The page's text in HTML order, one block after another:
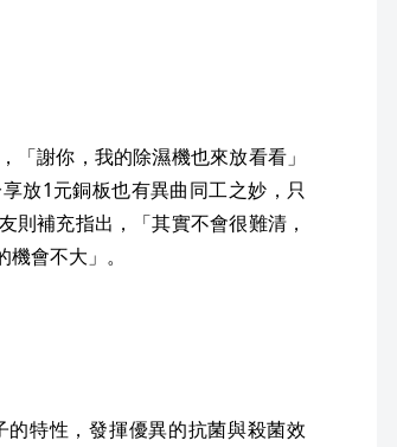
「謝你，我的除濕機也來放看看」
放1元銅板也有異曲同工之妙，只
則補充指出，「其實不會很難清，
會不大」。
特性，發揮優異的抗菌與殺菌效